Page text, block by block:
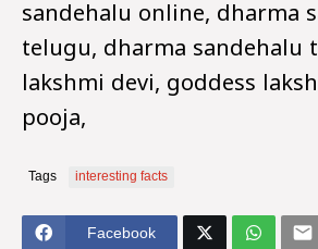
sandehalu online, dharma
telugu, dharma sandehalu
lakshmi devi, goddess
pooja,
Tags interesting facts
Facebook